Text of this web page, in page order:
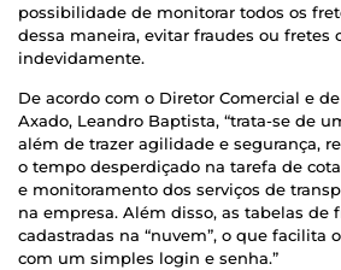
possibilidade de monitorar todos os
dessa maneira, evitar fraudes ou fretes
indevidamente.
De acordo com o Diretor Comercial e
Axado, Leandro Baptista, “trata-se de
além de trazer agilidade e segurança,
o tempo desperdiçado na tarefa de
e monitoramento dos serviços de
na empresa. Além disso, as tabelas de
cadastradas na “nuvem”, o que facilita
com um simples login e senha.”